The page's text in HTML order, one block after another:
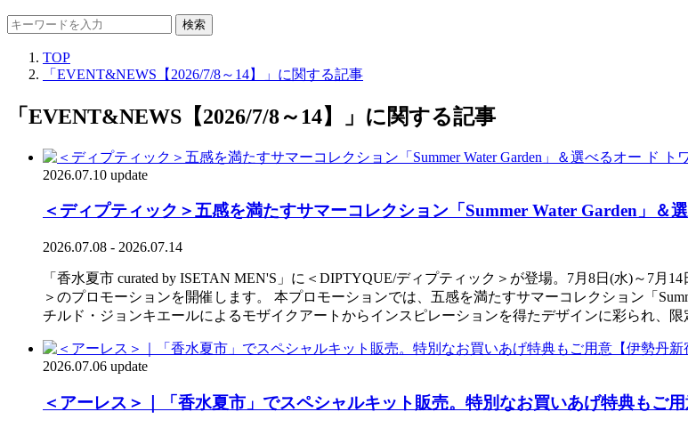
検索
TOP
「EVENT&NEWS【2026/7/8～14】」に関する記事
「EVENT&NEWS【2026/7/8～14】」に関する記事
2026.07.10 update
＜ディプティック＞五感を満たすサマーコレクション「Summer Water Garden」＆
2026.07.08 - 2026.07.14
「香水夏市 curated by ISETAN MEN'S」に＜DIPTYQUE/ディプティック＞が登場。7月8日(水)～7
＞のプロモーションを開催します。 本プロモーションでは、五感を満たすサマーコレクション「
チルド・ジョンキエールによるモザイクアートからインスピレーションを得たデザインに彩られ、限
2026.07.06 update
＜アーレス＞｜「香水夏市」でスペシャルキット販売。特別なお買いあげ特典もご用